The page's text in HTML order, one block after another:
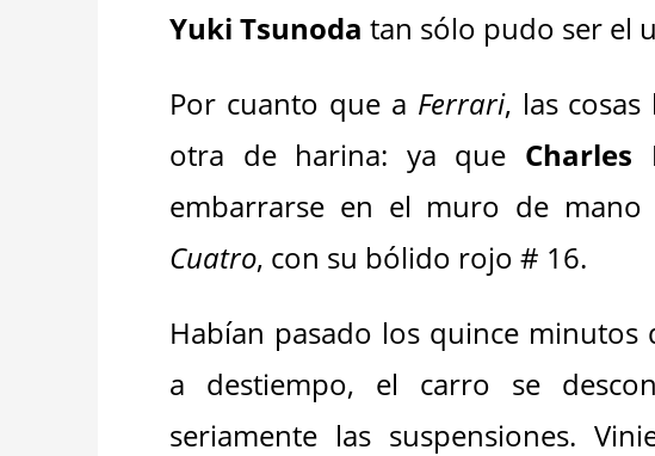
Yuki Tsunoda tan sólo pudo ser el
Por cuanto que a Ferrari, las
otra de harina: ya que Charles
embarrarse en el muro de
Cuatro, con su bólido rojo # 16.
Habían pasado los quince minutos
a destiempo, el carro se
seriamente las suspensiones.